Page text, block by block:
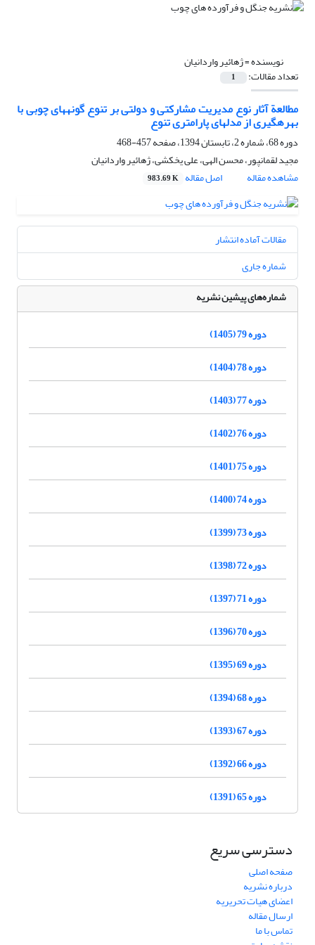
نویسنده =ژهائیر واردانیان
تعداد مقالات: 1
مطالعة آثار نوع مدیریت مشارکتی و دولتی بر تنوع گونه‏های چوبی با
بهره‏گیری از مدل‏های پارامتری تنوع
دوره 68، شماره 2، تابستان 1394، صفحه
457-468
مجید لقمانپور، محسن الهی، علی یخکشی، ژهائیر واردانیان
مشاهده مقاله
اصل مقاله 983.69 K
مقالات آماده انتشار
شماره جاری
شماره‌های پیشین نشریه
دوره 79 (1405)
دوره 78 (1404)
دوره 77 (1403)
دوره 76 (1402)
دوره 75 (1401)
دوره 74 (1400)
دوره 73 (1399)
دوره 72 (1398)
دوره 71 (1397)
دوره 70 (1396)
دوره 69 (1395)
دوره 68 (1394)
دوره 67 (1393)
دوره 66 (1392)
دوره 65 (1391)
دسترسی سریع
صفحه اصلی
درباره نشریه
اعضای هیات تحریریه
ارسال مقاله
تماس با ما